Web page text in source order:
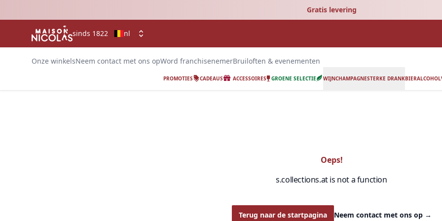
Gratis levering
sinds 1822 nl
Onze winkelsNeem contact met ons opWord franchisenemerBruiloften & evenementen
PROMOTIES CADEAUS ACCESSOIRES GROENE SELECTIE WIJNCHAMPAGNESTERKE DRANKBIER
Oeps!
s.collections.at is not a function
Terug naar de startpagina Neem contact met ons op →